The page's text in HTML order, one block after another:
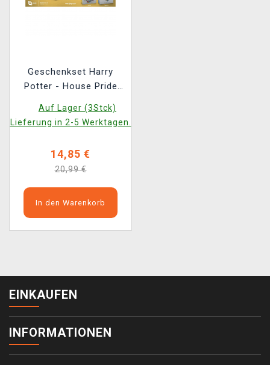
Geschenkset Harry
Potter - House Pride
Auf Lager (3Stck)
Lieferung in 2-5 Werktagen.
14,85 €
20,99 €
In den Warenkorb
EINKAUFEN
INFORMATIONEN